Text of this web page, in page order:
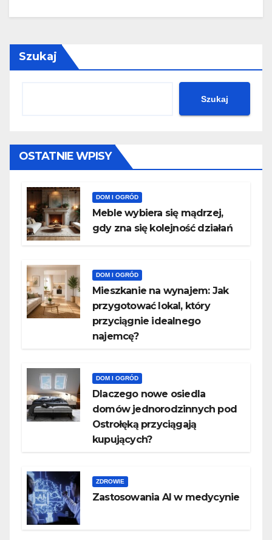
Szukaj
Szukaj
OSTATNIE WPISY
DOM I OGRÓD
Meble wybiera się mądrzej,
gdy zna się kolejność działań
DOM I OGRÓD
Mieszkanie na wynajem: Jak
przygotować lokal, który
przyciągnie idealnego
najemcę?
DOM I OGRÓD
Dlaczego nowe osiedla
domów jednorodzinnych pod
Ostrołęką przyciągają
kupujących?
ZDROWIE
Zastosowania AI w medycynie